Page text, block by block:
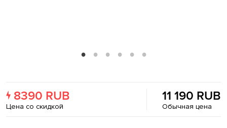
8390 RUB
Цена со скидкой
11 190 RUB
Обычная цена